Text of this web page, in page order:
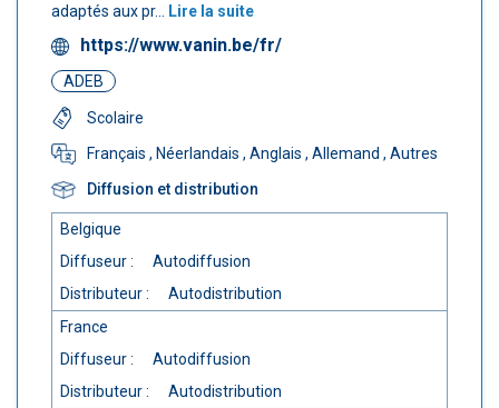
adaptés aux pr...
Lire la suite
https://www.vanin.be/fr/
ADEB
Scolaire
Français , Néerlandais , Anglais , Allemand , Autres
Diffusion et distribution
Belgique
Diffuseur :
Autodiffusion
Distributeur :
Autodistribution
France
Diffuseur :
Autodiffusion
Distributeur :
Autodistribution